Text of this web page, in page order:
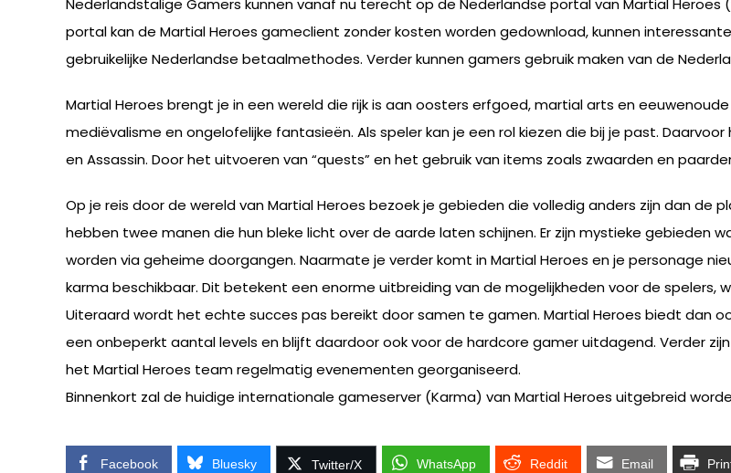
Nederlandstalige Gamers kunnen vanaf nu terecht op de Nederlandse portal van Martial
portal kan de Martial Heroes gameclient zonder kosten worden gedownload, kunnen
gebruikelijke Nederlandse betaalmethodes. Verder kunnen gamers gebruik maken van de
Martial Heroes brengt je in een wereld die rijk is aan oosters erfgoed, martial arts en
mediëvalisme en ongelofelijke fantasieën. Als speler kan je een rol kiezen die bij je past.
en Assassin. Door het uitvoeren van “quests” en het gebruik van items zoals zwaarden en
Op je reis door de wereld van Martial Heroes bezoek je gebieden die volledig anders zijn dan
hebben twee manen die hun bleke licht over de aarde laten schijnen. Er zijn mystieke gebieden
worden via geheime doorgangen. Naarmate je verder komt in Martial Heroes en je personage
karma beschikbaar. Dit betekent een enorme uitbreiding van de mogelijkheden voor de spelers,
Uiteraard wordt het echte succes pas bereikt door samen te gamen. Martial Heroes biedt dan
een onbeperkt aantal levels en blijft daardoor ook voor de hardcore gamer uitdagend. Verder
het Martial Heroes team regelmatig evenementen georganiseerd.
Binnenkort zal de huidige internationale gameserver (Karma) van Martial Heroes uitgebreid
Facebook Bluesky Twitter/X WhatsApp Reddit Email